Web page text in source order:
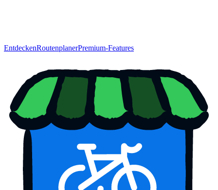
EntdeckenRoutenplanerPremium-Features